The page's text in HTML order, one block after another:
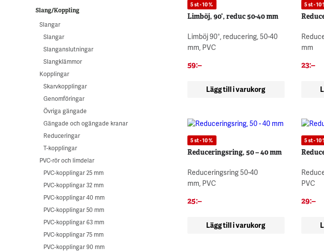
Slang/Koppling
Slangar
Slangar
Slanganslutningar
Slangklämmor
Kopplingar
Skarvkopplingar
Genomföringar
Övriga gängade
Gängade och ogängade kranar
Reduceringar
T-kopplingar
PVC-rör och limdelar
PVC-kopplingar 25 mm
PVC-kopplingar 32 mm
PVC-kopplingar 40 mm
PVC-kopplingar 50 mm
PVC-kopplingar 63 mm
PVC-kopplingar 75 mm
PVC-kopplingar 90 mm
5 st - 10 %
Limböj, 90°, reduc 50-40 mm
Limböj 90°, reducering, 50-40
mm, PVC
59:–
Lägg till i varukorg
5 st - 10
mm
23:–
5 st - 10 %
Reduceringsring, 50 – 40 mm
Reduceringsring 50-40
mm, PVC
25:–
Lägg till i varukorg
5 st - 10
PVC
29:–